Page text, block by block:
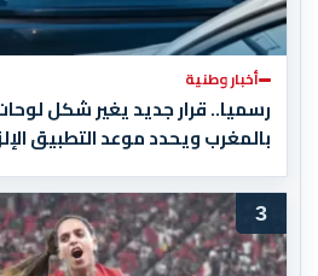
أخبار وطنية
رسميا.. قرار جديد يغير شكل
بالمغرب ويحدد موعد التطبيق
3